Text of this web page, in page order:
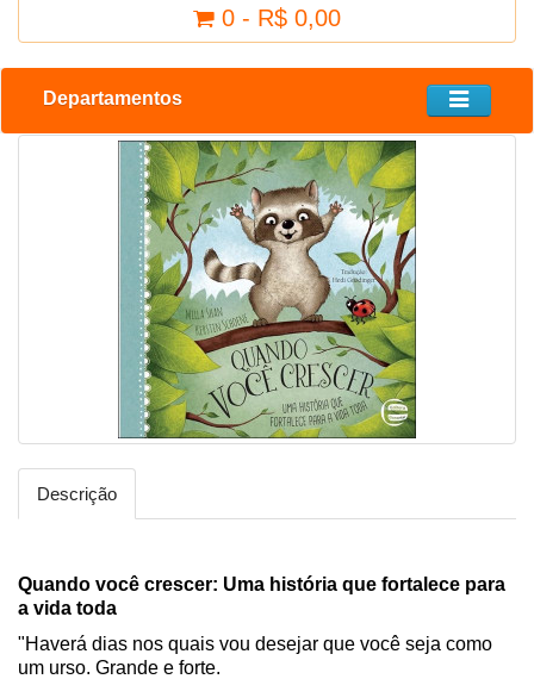
0 - R$ 0,00
Departamentos
Descrição
Quando você crescer: Uma história que fortalece para
a vida toda
"Haverá dias nos quais vou desejar que você seja como
um urso. Grande e forte.